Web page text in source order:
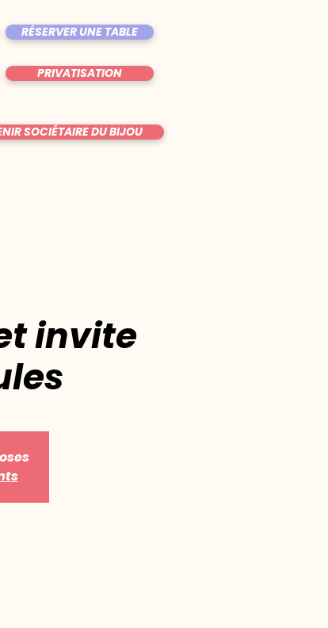
RÉSERVER UNE TABLE
PRIVATISATION
SOCIÉTAIRE DU BIJOU
invite